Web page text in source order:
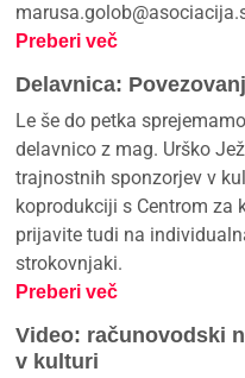
Preberi več
Delavnica:
Le še do petka
delavnico z mag. Urško
trajnostnih sponzorjev v
koprodukciji s Centrom za
prijavite tudi na
strokovnjaki.
Preberi več
Video: računovodski
v kulturi